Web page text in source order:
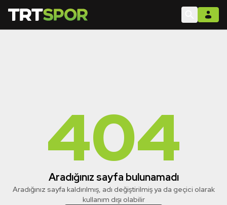
404
Aradığınız sayfa bulunamadı
Aradığınız sayfa kaldırılmış, adı değiştirilmiş ya da geçici olarak
kullanım dışı olabilir